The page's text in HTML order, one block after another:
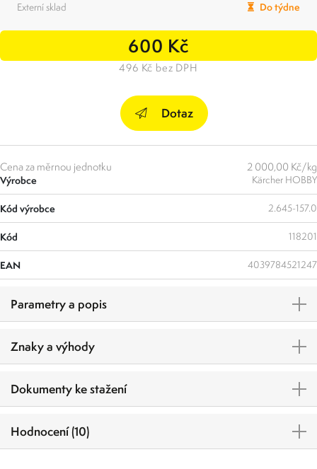
Externí sklad
Do týdne
600 Kč
496 Kč bez DPH
Dotaz
Cena za měrnou jednotku
2 000,00 Kč/kg
Výrobce
Kärcher HOBBY
Kód výrobce 2.645-157.0
Kód 118201
EAN 4039784521247
Parametry a popis
Znaky a výhody
Dokumenty ke stažení
Hodnocení (10)